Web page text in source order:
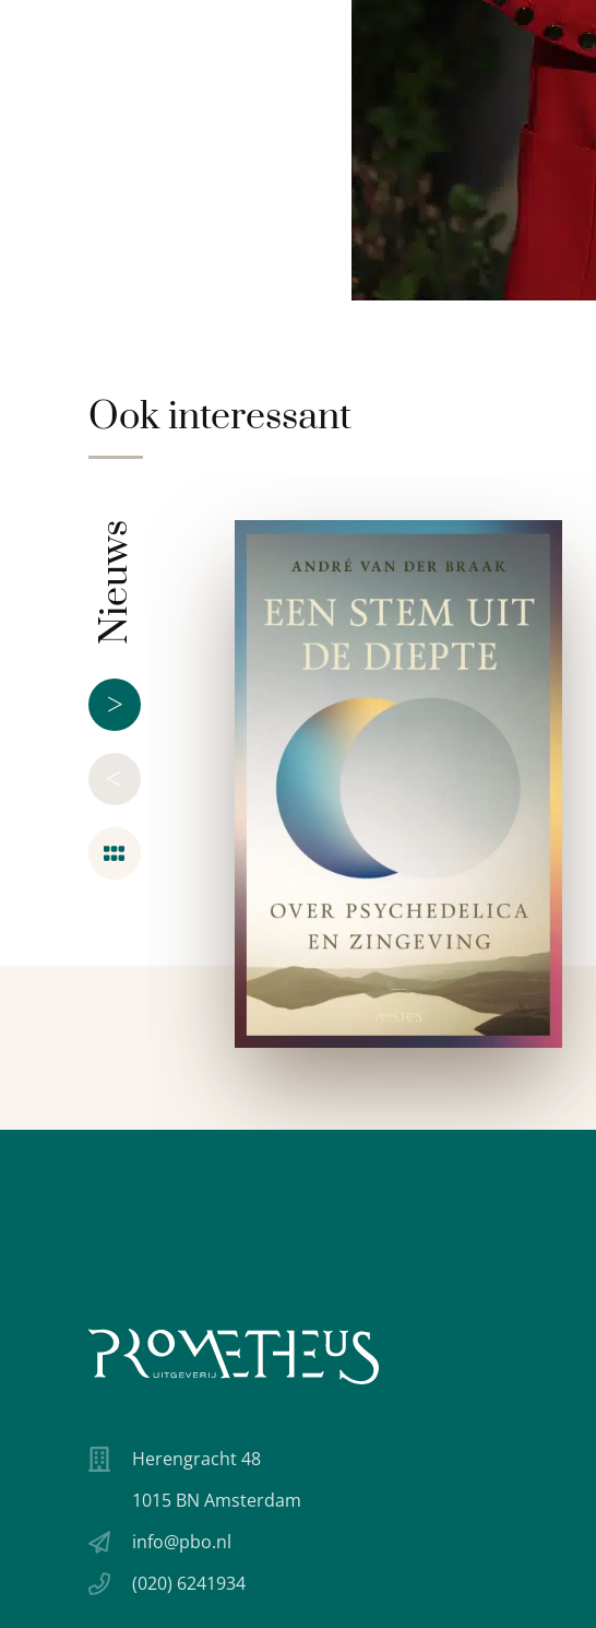
Ook interessant
Nieuws
>
<
Herengracht 48
1015 BN Amsterdam
info@pbo.nl
(020) 6241934